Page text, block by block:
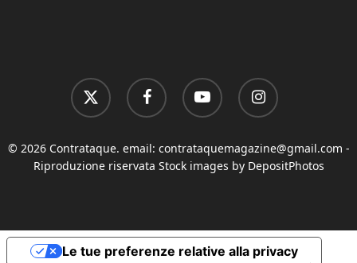
x-
twitter
facebook youtube instagram
© 2026 Contrataque. email: contrataquemagazine@gmail.com -
Riproduzione riservata Stock images by DepositPhotos
Le tue preferenze relative alla privacy